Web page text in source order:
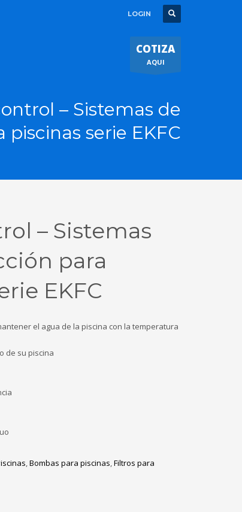
LOGIN
COTIZA
AQUI
– Sistemas de
serie EKFC
– Sistemas
para
EKFC
el agua de la piscina con la temperatura
de su piscina
,Bombas para piscinas,Filtros para